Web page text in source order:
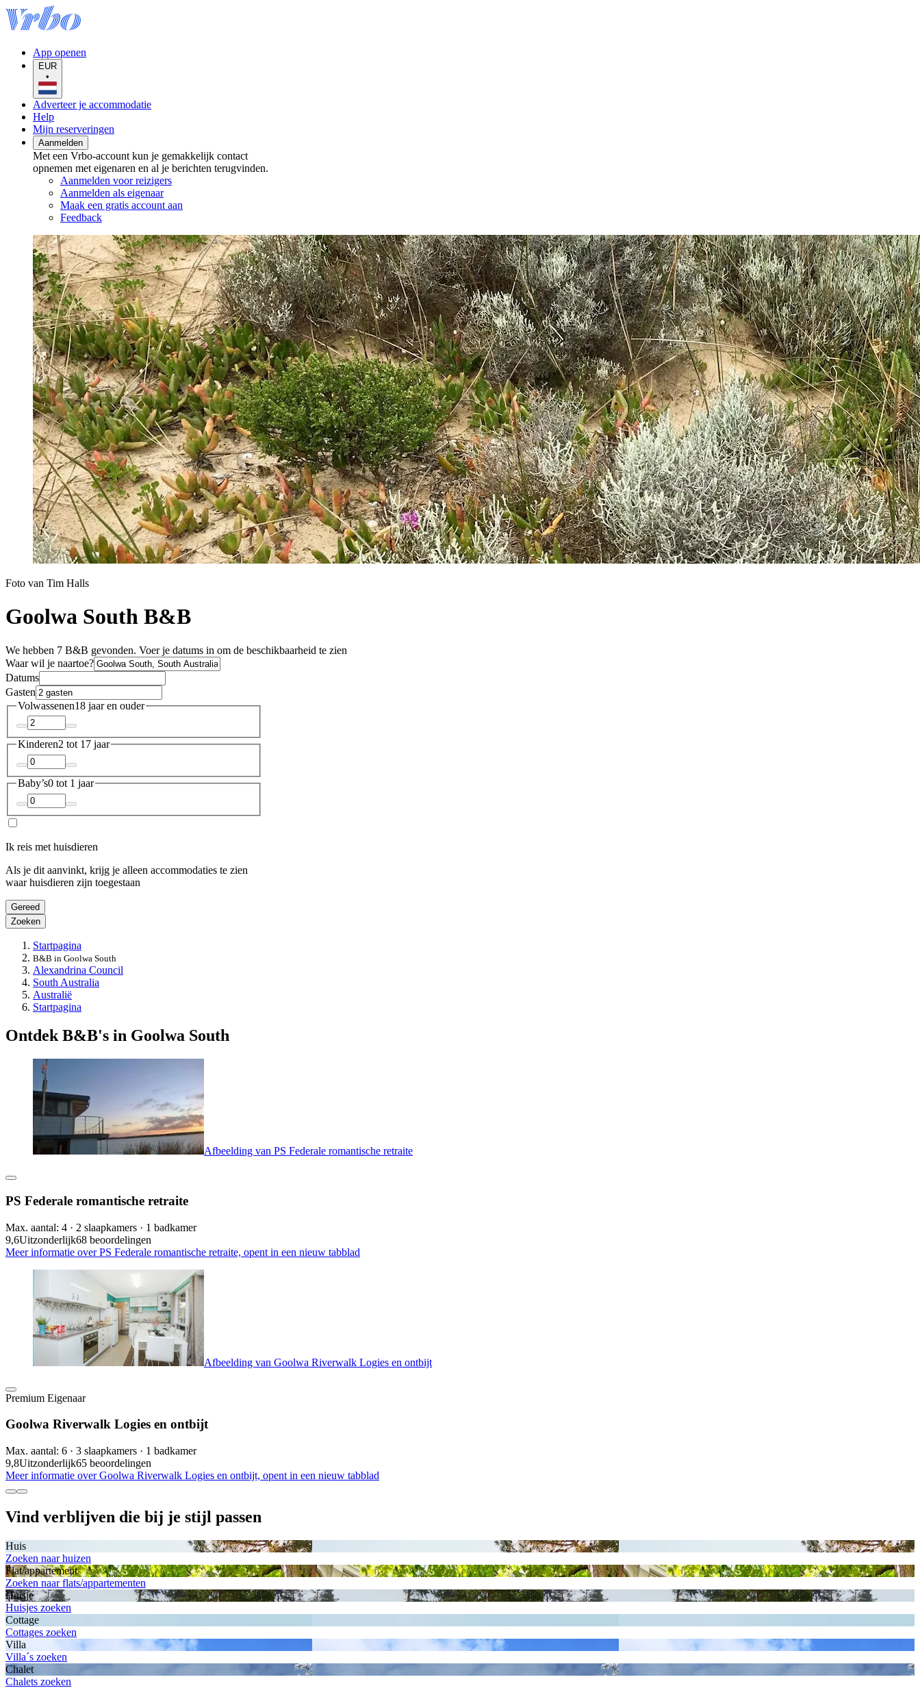
App openen
EUR
•
Adverteer je accommodatie
Help
Mijn reserveringen
Aanmelden
Met een Vrbo-account kun je gemakkelijk contact
opnemen met eigenaren en al je berichten terugvinden.
Aanmelden voor reizigers
Aanmelden als eigenaar
Maak een gratis account aan
Feedback
Foto van Tim Halls
Goolwa South B&B
We hebben 7 B&B gevonden. Voer je datums in om de beschikbaarheid te zien
Waar wil je naartoe?
Datums
Gasten
Volwassenen18 jaar en ouder
Kinderen2 tot 17 jaar
Baby’s0 tot 1 jaar
Ik reis met huisdieren
Als je dit aanvinkt, krijg je alleen accommodaties te zien
waar huisdieren zijn toegestaan
Gereed
Zoeken
Startpagina
B&B in Goolwa South
Alexandrina Council
South Australia
Australië
Startpagina
Ontdek B&B's in Goolwa South
Afbeelding van PS Federale romantische retraite
PS Federale romantische retraite
Max. aantal: 4 · 2 slaapkamers · 1 badkamer
9,6Uitzonderlijk68 beoordelingen
Meer informatie over PS Federale romantische retraite, opent in een nieuw tabblad
Afbeelding van Goolwa Riverwalk Logies en ontbijt
Premium Eigenaar
Goolwa Riverwalk Logies en ontbijt
Max. aantal: 6 · 3 slaapkamers · 1 badkamer
9,8Uitzonderlijk65 beoordelingen
Meer informatie over Goolwa Riverwalk Logies en ontbijt, opent in een nieuw tabblad
Vind verblijven die bij je stijl passen
Huis
Zoeken naar huizen
Flat/appartement
Zoeken naar flats/appartementen
Huisje
Huisjes zoeken
Cottage
Cottages zoeken
Villa
Villa´s zoeken
Chalet
Chalets zoeken